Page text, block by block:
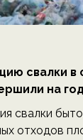
свалки
на
срока —
ECOportal
свалки
отходов